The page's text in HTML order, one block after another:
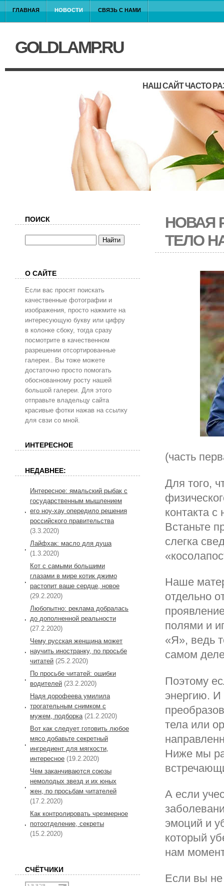
ГЛАВНАЯ НОВОСТИ СВЯЗЬ С НАМИ
GOLDLAMP.RU
НАШ САЙТ ЧАСТО
НОВАЯ
ТЕЛО
(часть
Для того,
контакта
Встаньте
слегка
Наше
отдельно
полями и
«Я», ведь
самом
Поэтому
энергию. И
тела или
Ниже мы
А если
эмоций и
который
нам
Если вы не
ПОИСК
О САЙТЕ
Если вас просят поискать
качественные фотографии и
изображения, просто нажмите на
интересующую букву или цифру
в колонке сбоку, тогда сразу
посмотрите в качественном
разрешении отсортированные
галереи.. Вы тоже можете
достаточно просто помогать
обоснованному росту нашей
большой галереи. Для этого
отправьте владельцу сайта
красивые фотки нажав на ссылку
для свзи со мной.
ИНТЕРЕСНОЕ
НЕДАВНЕЕ:
Интересное: ямальский рыбак с
государственным мышлением
его ноу-хау опередило решения
российского правительства
(3.3.2020)
Лайфхак: масло для душа
(1.3.2020)
Кот с самыми большими
глазами в мире котик джимо
растопит ваше сердце, новое
(29.2.2020)
Любопытно: реклама добралась
до дополненной реальности
(27.2.2020)
Чему русская женщина может
научить иностранку, по просьбе
читатей (25.2.2020)
По просьбе читатей: ошибки
водителей (23.2.2020)
Надя дорофеева умилила
трогательным снимком с
мужем, подборка (21.2.2020)
Вот как следует готовить любое
мясо добавьте секретный
ингредиент для мягкости,
интересное (19.2.2020)
Чем заканчиваются союзы
немолодых звезд и их юных
жен, по просьбам читателей
(17.2.2020)
Как контролировать чрезмерное
потоотделение, секреты
(15.2.2020)
СЧЁТЧИКИ